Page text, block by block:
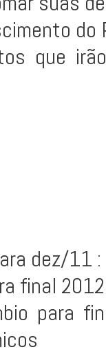
que
dez/11
final
para